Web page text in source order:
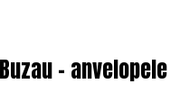
– anvelopele